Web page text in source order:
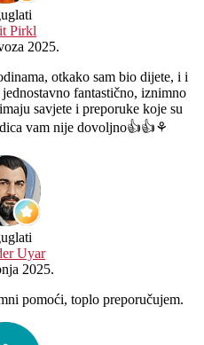
Pirkl
2025.
otkako sam bio dijete, i i
fantastično, iznimno
savjete i preporuke koje su
vam nije dovoljno👍👍⚘️
Uyar
2025.
pomoći, toplo preporučujem.